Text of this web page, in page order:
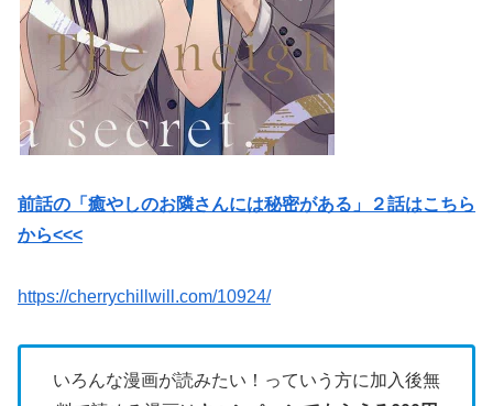
前話の「癒やしのお隣さんには秘密がある」２話はこちら
から<<<
https://cherrychillwill.com/10924/
いろんな漫画が読みたい！っていう方に加入後無